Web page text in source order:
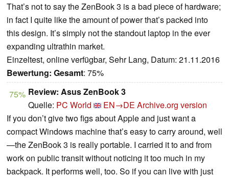
That’s not to say the ZenBook 3 is a bad piece of hardware;
in fact I quite like the amount of power that’s packed into
this design. It’s simply not the standout laptop in the ever
expanding ultrathin market.
Einzeltest, online verfügbar, Sehr Lang, Datum: 21.11.2016
Bewertung: Gesamt: 75%
75% Review: Asus ZenBook 3
Quelle: PC World EN→DE Archive.org version
If you don’t give two figs about Apple and just want a
compact Windows machine that’s easy to carry around, well
—the ZenBook 3 is really portable. I carried it to and from
work on public transit without noticing it too much in my
backpack. It performs well, too. So if you can live with just